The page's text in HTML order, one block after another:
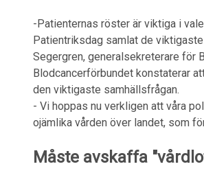
-Patienternas röster är viktiga i
Patientriksdag samlat de
Segergren, generalsekreterare för
Blodcancerförbundet konstaterar
den viktigaste samhällsfrågan.
- Vi hoppas nu verkligen att våra
ojämlika vården över landet, som
Måste avskaffa